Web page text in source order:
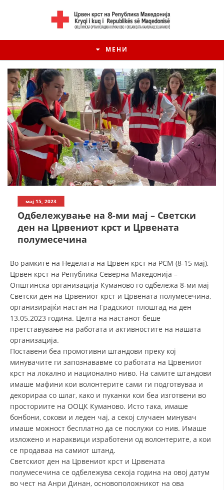
МЕНИ
ИСТОРИЈАТ НА ЦКРМ
СТРУКТУРА И ОРГАНИЗАЦИОНА ПОСТАВЕНОСТ – ОПШТИНСКА
ОРГАНИЗАЦИЈА КУМАНОВО
ЗАКОН ЗА ЦКРМ
СТАТУТ НА ЦКРМ
ОРГАНИЗАЦИЈА И РАЗВОЈ
РАКОВОДЕН ОДБОР
СТРУКТУРА И ОРГАНИЗАЦИОНА ПОСТАВЕНОСТ
ДИСЕМИНАЦИЈА
ПРОМОЦИЈА НА ХУМАНИ ВРЕДНОСТИ
мај 15, 2023
Одбележување на 8-ми мај – Светски
ден на Црвениот крст и Црвената
полумесечина
Во рамките на Неделата на Црвен крст на РСМ (8-15 мај),
Црвен крст на Република Северна Македонија –
Општинска организација Куманово го одбележа 8-ми мај
Светски ден на Црвениот крст и Црвената полумесечина,
организирајќи настан на Градскиот плоштад на ден
13.05.2023 година. Целта на настанот беше
претставување на работата и активностите на нашата
организација.
Поставени беа промотивни штандови преку кој
минувачите ги запознававме со работата на Црвениот
крст на локално и национално ниво. На самите штандови
имаше мафини кои волонтерите сами ги подготвуваа и
декорираа со шлаг, како и пуканки кои беа изготвени во
просториите на ООЦК Куманово. Исто така, имаше
бонбони, сокови и леден чај, а секој случаен минувач
имаше можност бесплатно да се послужи со нив. Имаше
изложено и нараквици изработени од волонтерите, а кои
се продаваа на самиот штанд.
Светскиот ден на Црвениот крст и Црвената
полумесечина се одбележува секоја година на овој датум
во чест на Анри Динан, основоположникот на ова